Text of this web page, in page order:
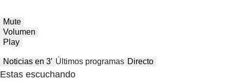
Mute
Volumen
Play
Noticias en 3′ Últimos programas Directo
Estas escuchando